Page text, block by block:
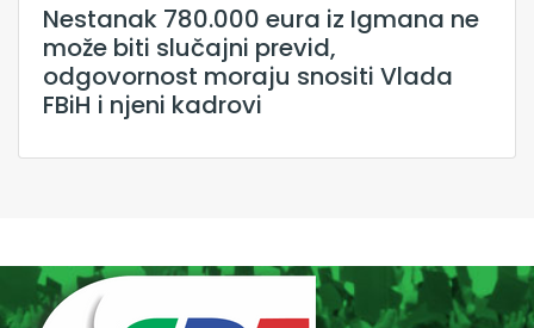
Nestanak 780.000 eura iz Igmana ne
može biti slučajni previd,
odgovornost moraju snositi Vlada
FBiH i njeni kadrovi